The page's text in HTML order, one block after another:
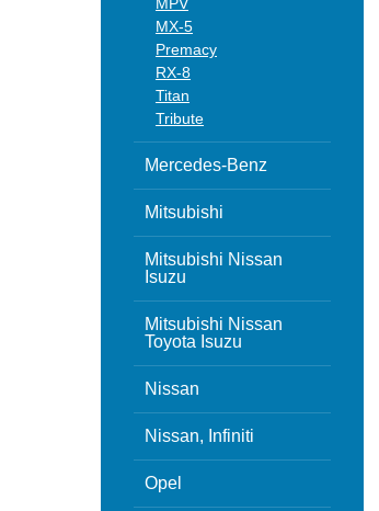
MX-5
Premacy
RX-8
Titan
Tribute
Mercedes-Benz
Mitsubishi
Mitsubishi Nissan
Isuzu
Mitsubishi Nissan
Toyota Isuzu
Nissan
Nissan, Infiniti
Opel